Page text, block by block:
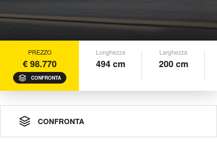
PREZZO
€ 98.770
CONFRONTA
Lunghezza
494 cm
Larghezza
200 cm
CONFRONTA